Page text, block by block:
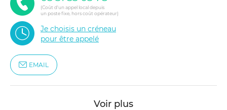
(Coût d'un appel local depuis
un poste fixe, hors coût opérateur)
Je choisis un créneau
pour être appelé
EMAIL
Voir plus